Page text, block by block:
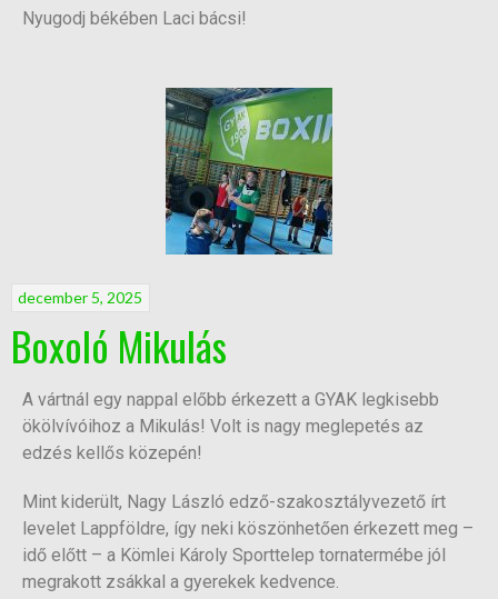
Nyugodj békében Laci bácsi!
december 5, 2025
Boxoló Mikulás
A vártnál egy nappal előbb érkezett a GYAK legkisebb
ökölvívóihoz a Mikulás! Volt is nagy meglepetés az
edzés kellős közepén!
Mint kiderült, Nagy László edző-szakosztályvezető írt
levelet Lappföldre, így neki köszönhetően érkezett meg –
idő előtt – a Kömlei Károly Sporttelep tornatermébe jól
megrakott zsákkal a gyerekek kedvence.